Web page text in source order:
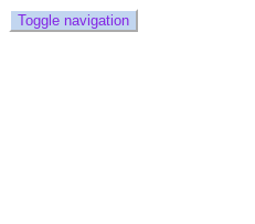
Toggle navigation